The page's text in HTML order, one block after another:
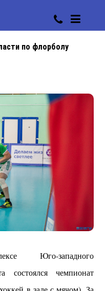
по флорболу
Юго-западного
состоялся чемпионат